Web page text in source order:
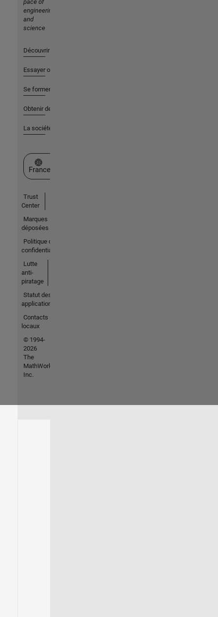
pace of
engineering
and
science
Découvrir les produits
Essayer ou acheter
Se former
Obtenir de l'aide
La société
Sélectionner un site web
France
Trust
Center
Marques
déposées
Politique de
confidentialité
Lutte
anti-
piratage
Statut des
applications
Contacts
locaux
© 1994-
2026
The
MathWorks,
Inc.